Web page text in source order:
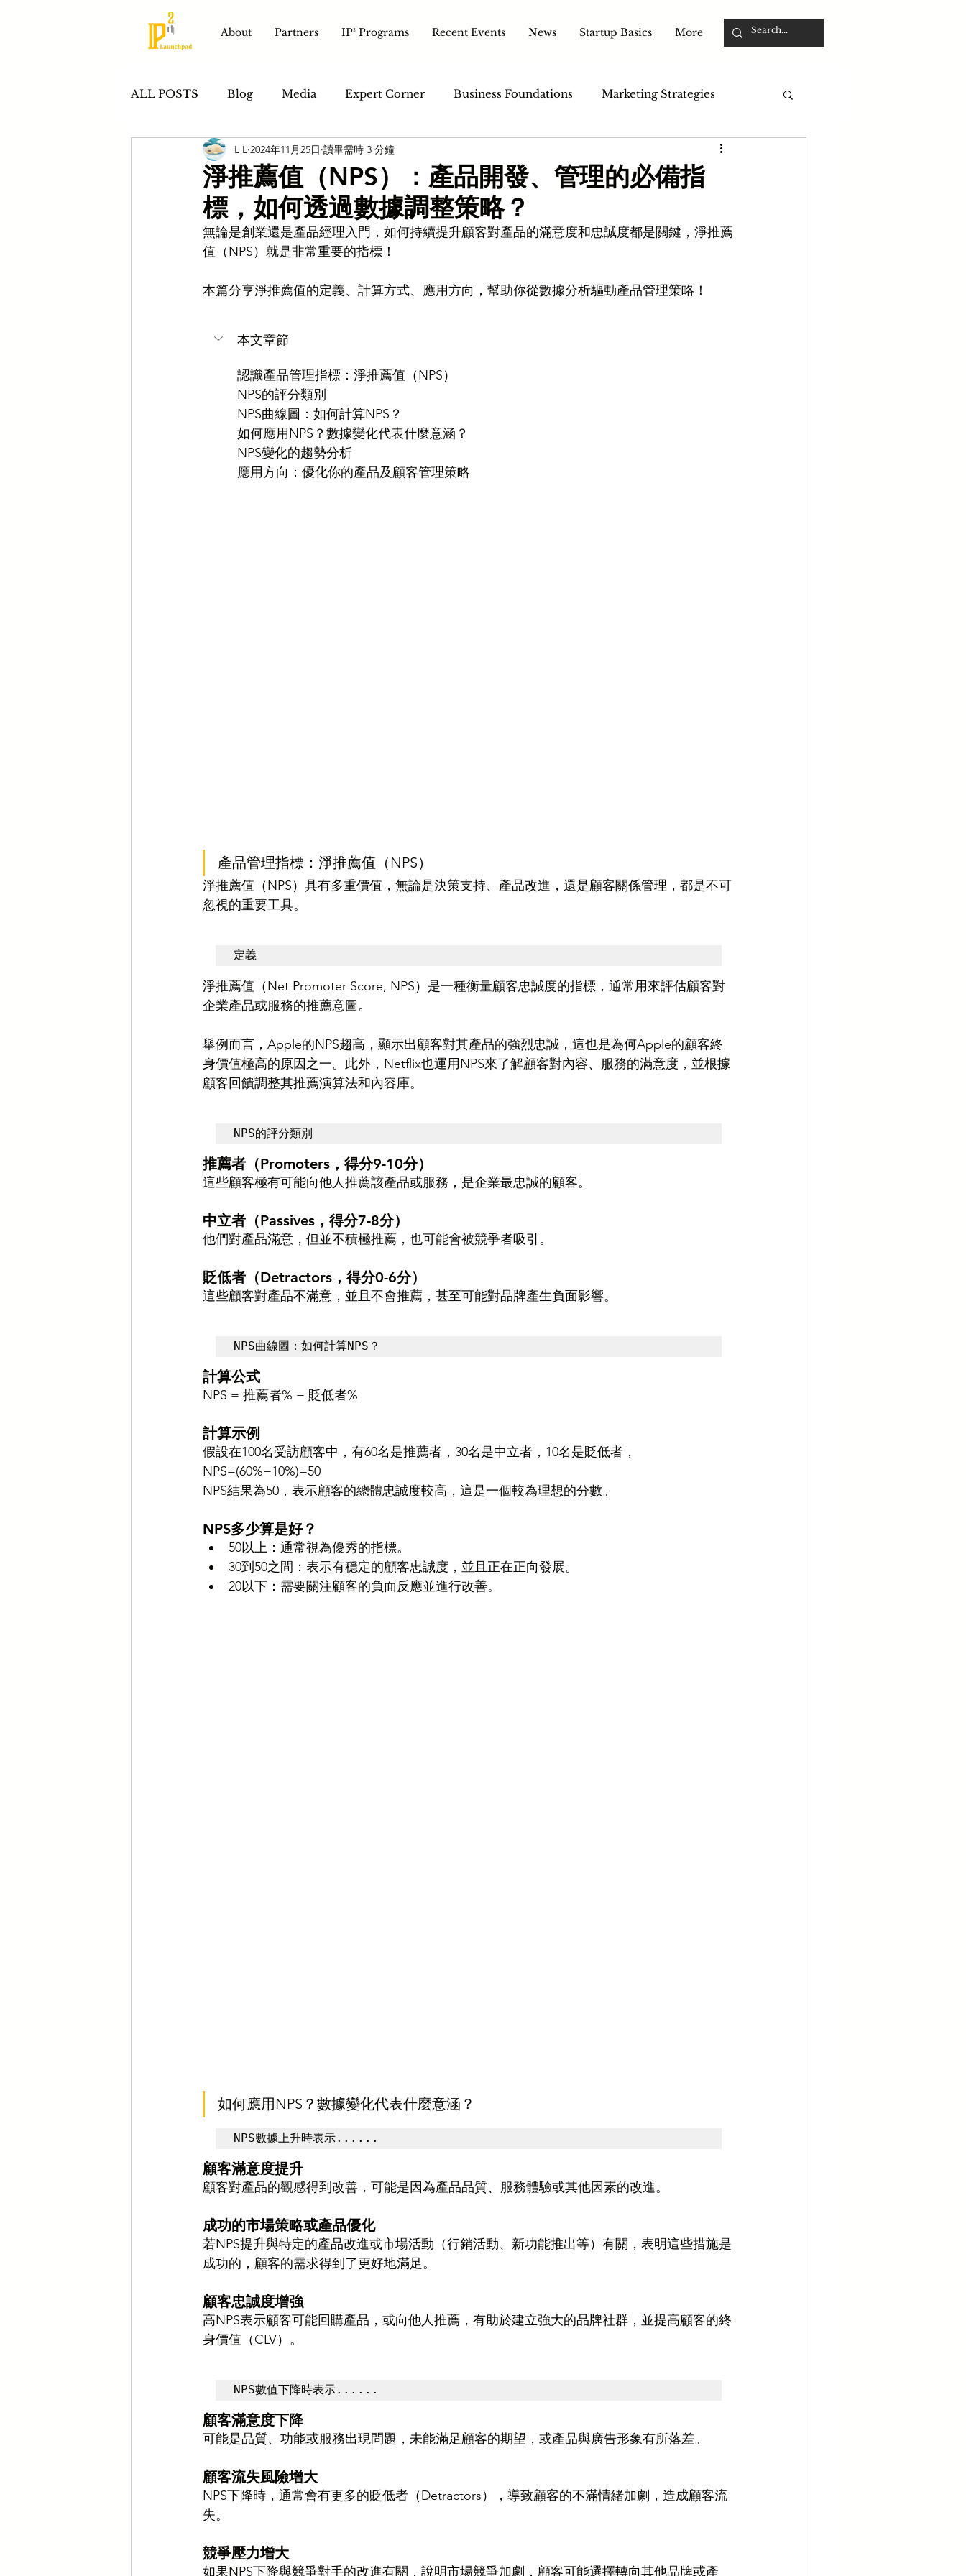
About Partners IP² Programs Recent Events News Startup Basics More
ALL POSTS Blog Media Expert Corner Business Foundations Marketing Strategies
Product Development Sales & Customer
淨推薦值（NPS）：產品開發、管理的必備指
標，如何透過數據調整策略？
L L 2024年11月25日 讀畢需時 3 分鐘
無論是創業還是產品經理入門，如何持續提升顧客對產品的滿意度和忠誠度都是關鍵，淨推薦
值（NPS）就是非常重要的指標！
本篇分享淨推薦值的定義、計算方式、應用方向，幫助你從數據分析驅動產品管理策略！
本文章節
認識產品管理指標：淨推薦值（NPS）
NPS的評分類別
NPS曲線圖：如何計算NPS？
如何應用NPS？數據變化代表什麼意涵？
NPS變化的趨勢分析
應用方向：優化你的產品及顧客管理策略
產品管理指標：淨推薦值（NPS）
淨推薦值（NPS）具有多重價值，無論是決策支持、產品改進，還是顧客關係管理，都是不可
忽視的重要工具。
定義
淨推薦值（Net Promoter Score, NPS）是一種衡量顧客忠誠度的指標，通常用來評估顧客對
企業產品或服務的推薦意圖。
舉例而言，Apple的NPS趨高，顯示出顧客對其產品的強烈忠誠，這也是為何Apple的顧客終
身價值極高的原因之一。此外，Netflix也運用NPS來了解顧客對內容、服務的滿意度，並根據
顧客回饋調整其推薦演算法和內容庫。
NPS的評分類別
推薦者（Promoters，得分9-10分）
這些顧客極有可能向他人推薦該產品或服務，是企業最忠誠的顧客。
中立者（Passives，得分7-8分）
他們對產品滿意，但並不積極推薦，也可能會被競爭者吸引。
貶低者（Detractors，得分0-6分）
這些顧客對產品不滿意，並且不會推薦，甚至可能對品牌產生負面影響。
NPS曲線圖：如何計算NPS？
計算公式
NPS = 推薦者% − 貶低者%
計算示例
假設在100名受訪顧客中，有60名是推薦者，30名是中立者，10名是貶低者，
NPS=(60%−10%)=50
NPS結果為50，表示顧客的總體忠誠度較高，這是一個較為理想的分數。
NPS多少算是好？
50以上：通常視為優秀的指標。
30到50之間：表示有穩定的顧客忠誠度，並且正在正向發展。
20以下：需要關注顧客的負面反應並進行改善。
如何應用NPS？數據變化代表什麼意涵？
NPS數據上升時表示......
顧客滿意度提升
顧客對產品的觀感得到改善，可能是因為產品品質、服務體驗或其他因素的改進。
成功的市場策略或產品優化
若NPS提升與特定的產品改進或市場活動（行銷活動、新功能推出等）有關，表明這些措施是
成功的，顧客的需求得到了更好地滿足。
顧客忠誠度增強
高NPS表示顧客可能回購產品，或向他人推薦，有助於建立強大的品牌社群，並提高顧客的終
身價值（CLV）。
NPS數值下降時表示......
顧客滿意度下降
可能是品質、功能或服務出現問題，未能滿足顧客的期望，或產品與廣告形象有所落差。
顧客流失風險增大
NPS下降時，通常會有更多的貶低者（Detractors），導致顧客的不滿情緒加劇，造成顧客流
失。
競爭壓力增大
如果NPS下降與競爭對手的改進有關，說明市場競爭加劇，顧客可能選擇轉向其他品牌或產